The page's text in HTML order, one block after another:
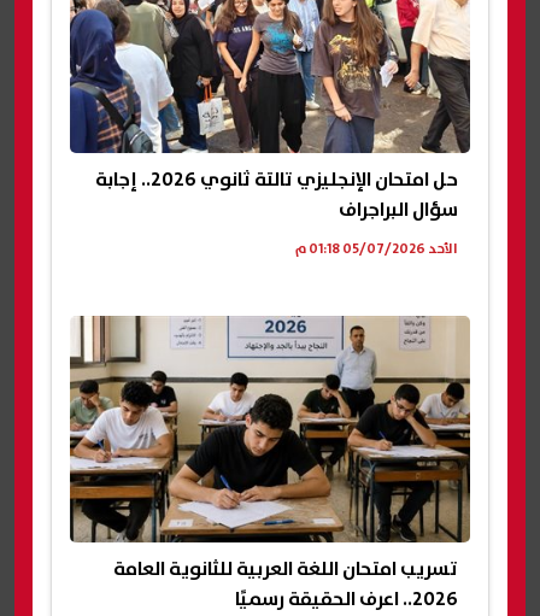
حل امتحان الإنجليزي تالتة ثانوي 2026.. إجابة
سؤال البراجراف
الأحد 05/07/2026 01:18 م
تسريب امتحان اللغة العربية للثانوية العامة
2026.. اعرف الحقيقة رسميًا